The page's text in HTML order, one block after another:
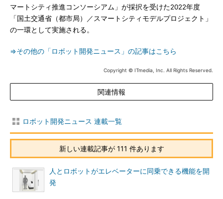
マートシティ推進コンソーシアム」が採択を受けた2022年度
「国土交通省（都市局）／スマートシティモデルプロジェクト」
の一環として実施される。
⇒その他の「ロボット開発ニュース」の記事はこちら
Copyright © ITmedia, Inc. All Rights Reserved.
関連情報
ロボット開発ニュース 連載一覧
新しい連載記事が 111 件あります
人とロボットがエレベーターに同乗できる機能を開
発